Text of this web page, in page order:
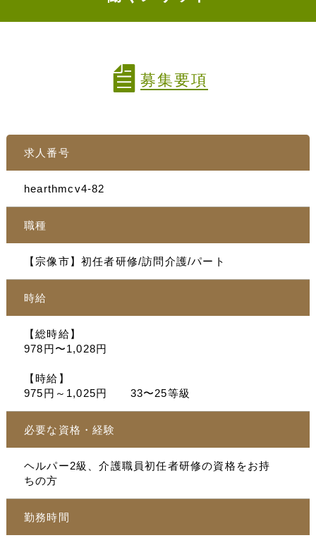
募集要項
求人番号
hearthmcv4-82
職種
【宗像市】初任者研修/訪問介護/パート
時給
【総時給】
978円〜1,028円
【時給】
975円～1,025円 33〜25等級
必要な資格・経験
ヘルパー2級、介護職員初任者研修の資格をお持
ちの方
勤務時間